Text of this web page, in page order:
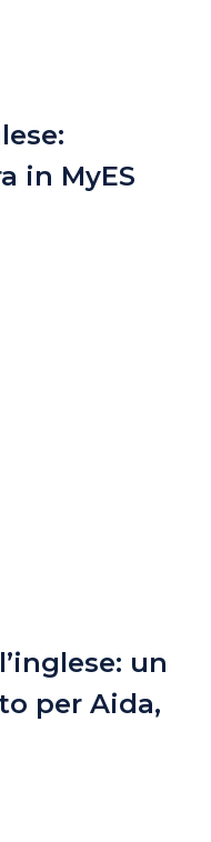
in MyES
un
per Aida,